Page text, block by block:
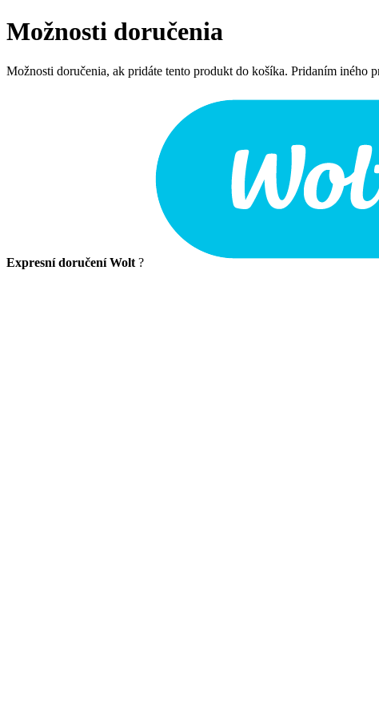
Možnosti doručenia
Možnosti doručenia, ak pridáte tento produkt do košíka. Pridaním iného
Expresní doručení Wolt ?